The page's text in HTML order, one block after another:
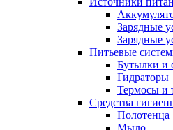
Зарядные
Зарядные
Питьевые
Бутылки и
Гидраторы
Термосы и
Средства
Полотенца